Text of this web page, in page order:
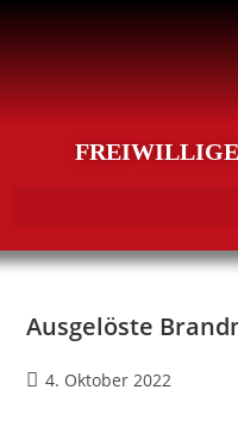
Ausgelöste
4. Oktober 2022